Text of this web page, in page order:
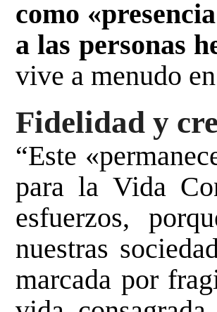
como
a las personas
vive a menudo
Fidelidad y
“Este
para la Vida
esfuerzos,
nuestras
marcada por